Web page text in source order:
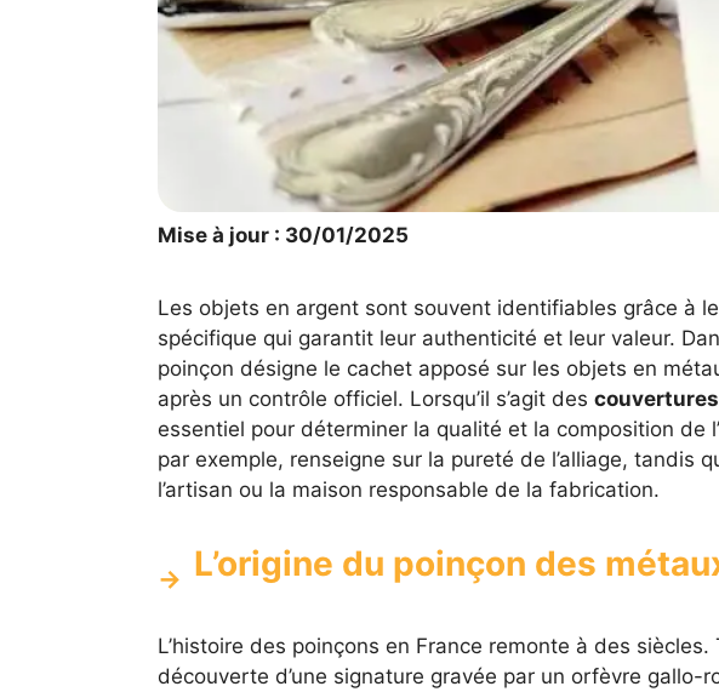
Mise à jour : 30/01/2025
Les objets en argent sont souvent identifiables grâce à
spécifique qui garantit leur authenticité et leur valeur.
poinçon désigne le cachet apposé sur les objets en
après un contrôle officiel. Lorsqu’il s’agit des
essentiel pour déterminer la qualité et la composition de
par exemple, renseigne sur la pureté de l’alliage, tandis
l’artisan ou la maison responsable de la fabrication.
L’origine du poinçon des
L’histoire des poinçons en France remonte à des
découverte d’une signature gravée par un orfèvre gallo-